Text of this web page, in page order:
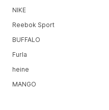
NIKE
Reebok Sport
BUFFALO
Furla
heine
MANGO